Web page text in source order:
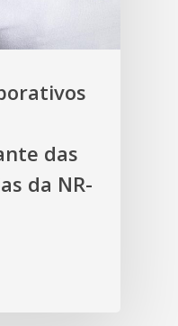
das
da NR-